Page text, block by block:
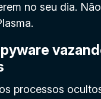
no seu dia.
processos